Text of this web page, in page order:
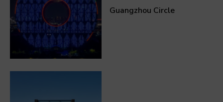
Guangzhou Circle